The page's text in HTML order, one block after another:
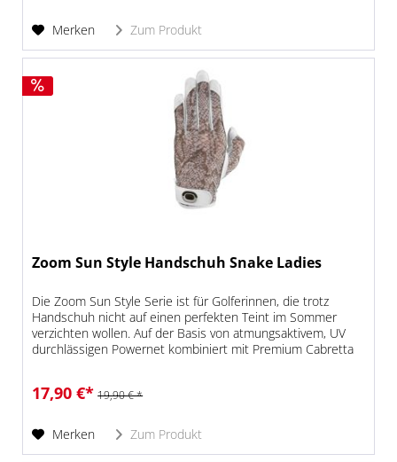
Merken Zum Produkt
Zoom Sun Style Handschuh Snake Ladies
Die Zoom Sun Style Serie ist für Golferinnen, die trotz
Handschuh nicht auf einen perfekten Teint im Sommer
verzichten wollen. Auf der Basis von atmungsaktivem, UV
durchlässigen Powernet kombiniert mit Premium Cabretta
17,90 €* 19,90 € *
Merken Zum Produkt